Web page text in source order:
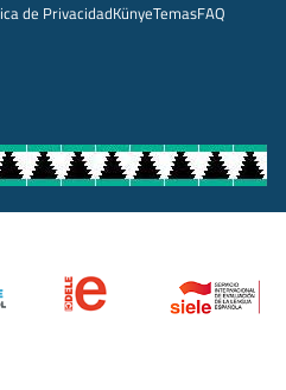
de PrivacidadKünyeTemasFAQ